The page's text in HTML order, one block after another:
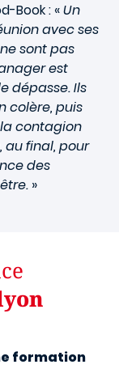
Book : «Un
avec ses
sont pas
est
dépasse. Ils
colère, puis
la contagion
au final, pour
des
»
formation